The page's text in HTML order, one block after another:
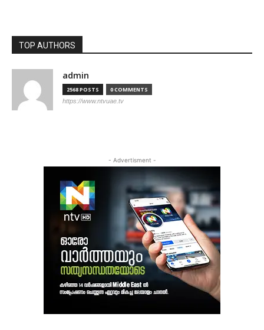
TOP AUTHORS
admin
2568 POSTS 0 COMMENTS
https://www.ntvuae.tv
- Advertisment -